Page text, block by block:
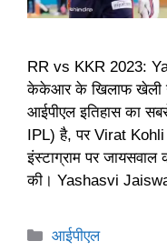
RR vs KKR 2023:
केकेआर के खिलाफ खेली
आईपीएल इतिहास का
IPL) है, पर Virat Kohli
इंस्टाग्राम पर
की। Yashasvi
Categories
आईपीएल